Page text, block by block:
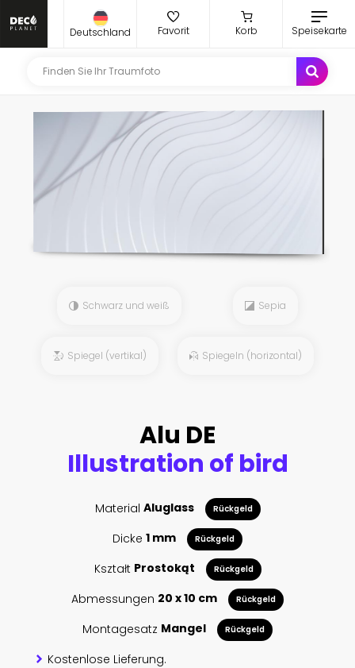
Deutschland Favorit Korb Speisekarte
Schwarz und weiß Sepia
Spiegel (vertikal) Spiegeln (horizontal)
Alu DE
Illustration of bird
Material Aluglass Rückgeld
Dicke 1 mm Rückgeld
Kształt Prostokąt Rückgeld
Abmessungen 20 x 10 cm Rückgeld
Montagesatz Mangel Rückgeld
Kostenlose Lieferung.